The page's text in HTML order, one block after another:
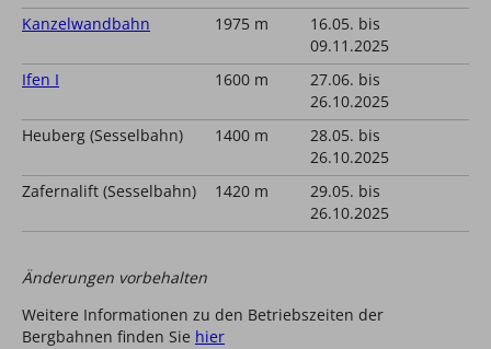
Kanzelwandbahn 1975 m
16.05. bis
09.11.2025
Ifen I
1600 m
27.06. bis
26.10.2025
Heuberg (Sesselbahn)
1400 m
28.05. bis
26.10.2025
Zafernalift (Sesselbahn)
1420 m
29.05. bis
26.10.2025
Änderungen vorbehalten
Weitere Informationen zu den Betriebszeiten der
Bergbahnen finden Sie hier